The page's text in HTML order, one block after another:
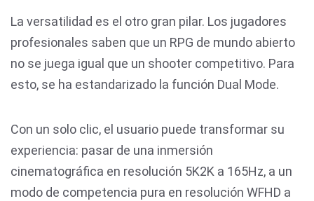
La versatilidad es el otro gran pilar. Los jugadores
profesionales saben que un RPG de mundo abierto
no se juega igual que un shooter competitivo. Para
esto, se ha estandarizado la función Dual Mode.
Con un solo clic, el usuario puede transformar su
experiencia: pasar de una inmersión
cinematográfica en resolución 5K2K a 165Hz, a un
modo de competencia pura en resolución WFHD a